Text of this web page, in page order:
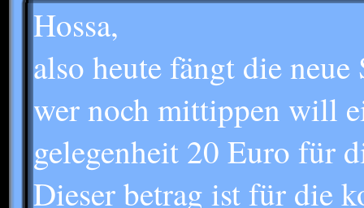
Hossa,
also heute fängt die neue
wer noch mittippen will
gelegenheit 20 Euro für
Dieser betrag ist für die